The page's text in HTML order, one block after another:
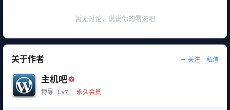
暂无讨论，说说你的看法吧
关于作者 关注 私信
主机吧
博导 Lv7 永久会员